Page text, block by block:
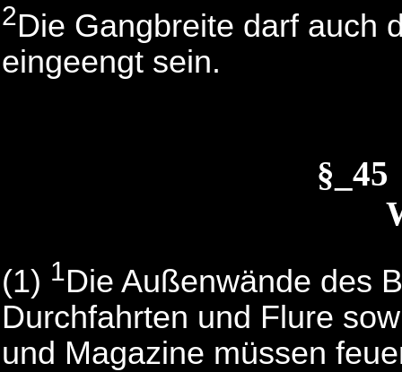
2Die Gangbreite darf auch
eingeengt sein.
(1) 1Die Außenwände des
Durchfahrten und Flure
und Magazine müssen